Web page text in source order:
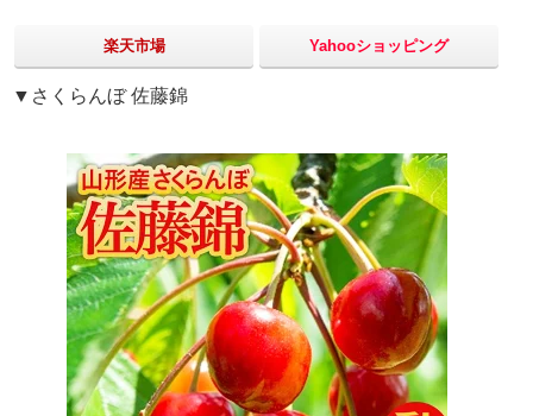
楽天市場 Yahooショッピング
▼さくらんぼ 佐藤錦